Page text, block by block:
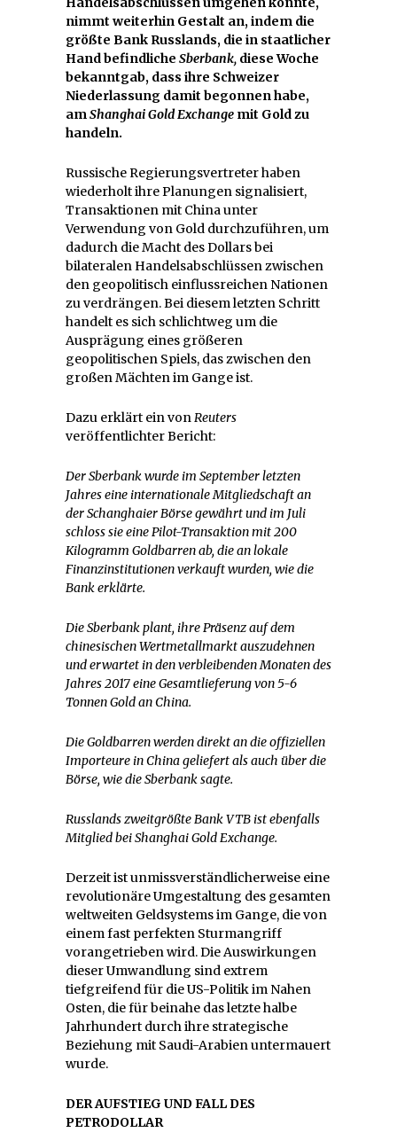
nimmt weiterhin Gestalt an, indem die
größte Bank Russlands, die in staatlicher
Hand befindliche Sberbank, diese Woche
bekanntgab, dass ihre Schweizer
Niederlassung damit begonnen habe,
amShanghai Gold Exchange mit Gold zu
handeln.
Russische Regierungsvertreter haben
wiederholt ihre Planungen signalisiert,
Transaktionen mit China unter
Verwendung von Gold durchzuführen, um
dadurch die Macht des Dollars bei
bilateralen Handelsabschlüssen zwischen
den geopolitisch einflussreichen Nationen
zu verdrängen. Bei diesem letzten Schritt
handelt es sich schlichtweg um die
Ausprägung eines größeren
geopolitischen Spiels, das zwischen den
großen Mächten im Gange ist.
Dazu erklärt ein vonReuters
veröffentlichter Bericht:
Der Sberbank wurde im September letzten
Jahres eine internationale Mitgliedschaft an
der Schanghaier Börse gewährt und im Juli
schloss sie eine Pilot-Transaktion mit 200
Kilogramm Goldbarren ab, die an lokale
Finanzinstitutionen verkauft wurden, wie die
Bank erklärte.
Die Sberbank plant, ihre Präsenz auf dem
chinesischen Wertmetallmarkt auszudehnen
und erwartet in den verbleibenden Monaten des
Jahres 2017 eine Gesamtlieferung von 5-6
Tonnen Gold an China.
Die Goldbarren werden direkt an die offiziellen
Importeure in China geliefert als auch über die
Börse, wie die Sberbank sagte.
Russlands zweitgrößte Bank VTB ist ebenfalls
Mitglied bei Shanghai Gold Exchange.
Derzeit ist unmissverständlicherweise eine
revolutionäre Umgestaltung des gesamten
weltweiten Geldsystems im Gange, die von
einem fast perfekten Sturmangriff
vorangetrieben wird. Die Auswirkungen
dieser Umwandlung sind extrem
tiefgreifend für die US-Politik im Nahen
Osten, die für beinahe das letzte halbe
Jahrhundert durch ihre strategische
Beziehung mit Saudi-Arabien untermauert
wurde.
DER AUFSTIEG UND FALL DES
PETRODOLLAR